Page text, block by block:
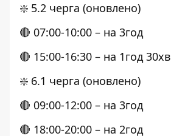
❇️ 5.2 черга (оновлено)
🔴 07:00-10:00 – на 3год
🔴 15:00-16:30 – на 1год 30хв
❇️ 6.1 черга (оновлено)
🔴 09:00-12:00 – на 3год
🔴 18:00-20:00 – на 2год